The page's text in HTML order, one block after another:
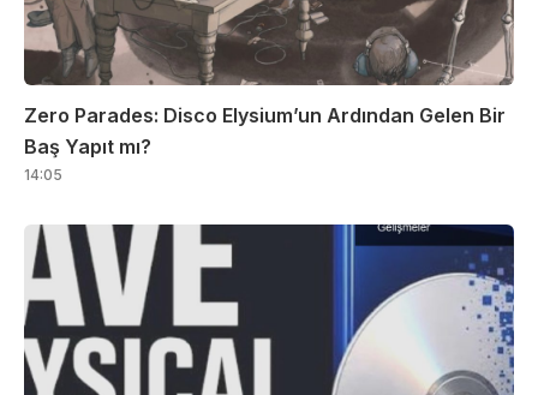
Zero Parades: Disco Elysium’un Ardından Gelen Bir
Baş Yapıt mı?
14:05